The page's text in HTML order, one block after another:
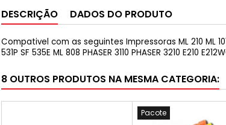
DESCRIÇÃO DADOS DO PRODUTO
Compativel com as seguintes Impressoras ML 210 ML 1010
531P SF 535E ML 808 PHASER 3110 PHASER 3210 E210
8 OUTROS PRODUTOS NA MESMA CATEGORIA:
Pacote